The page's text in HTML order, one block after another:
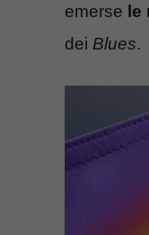
emerse le
dei Blues.